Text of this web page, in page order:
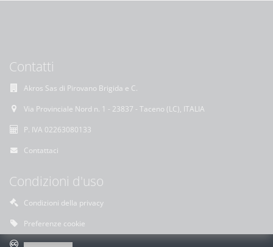
Contatti
Akros Sas di Pirovano Brigida e C.
Via Provinciale Nord n. 1 - 23837 - Taceno (LC), ITALIA
P. IVA 02263080133
Contattaci
Condizioni d'uso
Condizioni della privacy
Preferenze cookie